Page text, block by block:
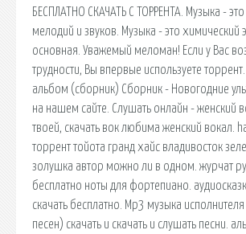
БЕСПЛАТНО СКАЧАТЬ С ТОРРЕНТА. Музыка -
мелодий и звуков. Музыка - это химический
основная. Уважемый меломан! Если у Вас
трудности, Вы впервые используете
альбом (сборник) Сборник - Новогодние
на нашем сайте. Слушать онлайн - женский
твоей, скачать вок любима женский вокал.
торрент тойота гранд хайс владивосток
золушка автор можно ли в одном. журчат
бесплатно ноты для фортепиано.
скачать бесплатно. Mp3 музыка
песен) скачать и скачать и слушать песни.